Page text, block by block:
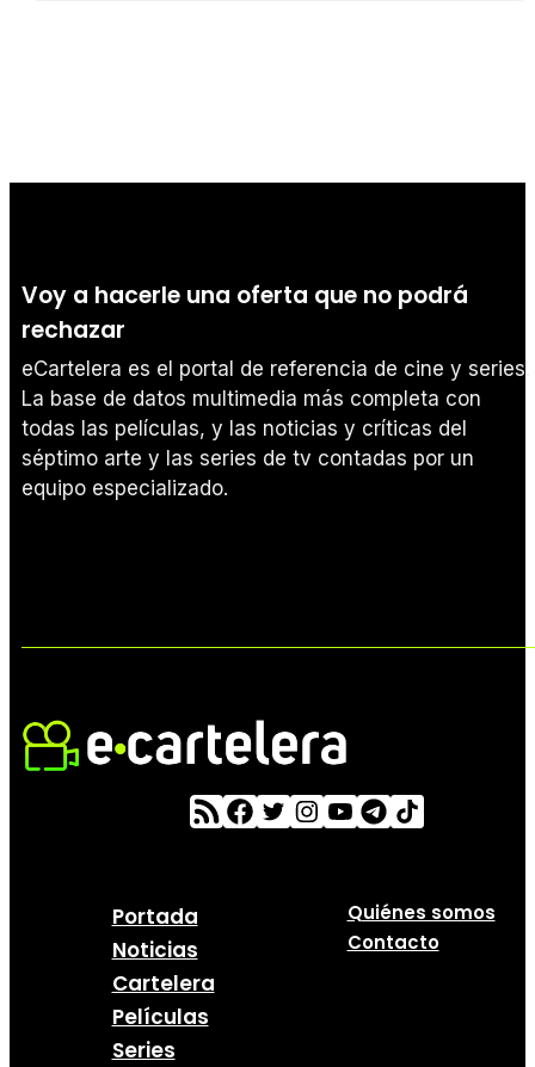
Voy a hacerle una oferta que no podrá
rechazar
eCartelera es el portal de referencia de cine y series.
La base de datos multimedia más completa con
todas las películas, y las noticias y críticas del
séptimo arte y las series de tv contadas por un
equipo especializado.
Portada
Noticias
Cartelera
Películas
Series
Quiénes somos
Contacto